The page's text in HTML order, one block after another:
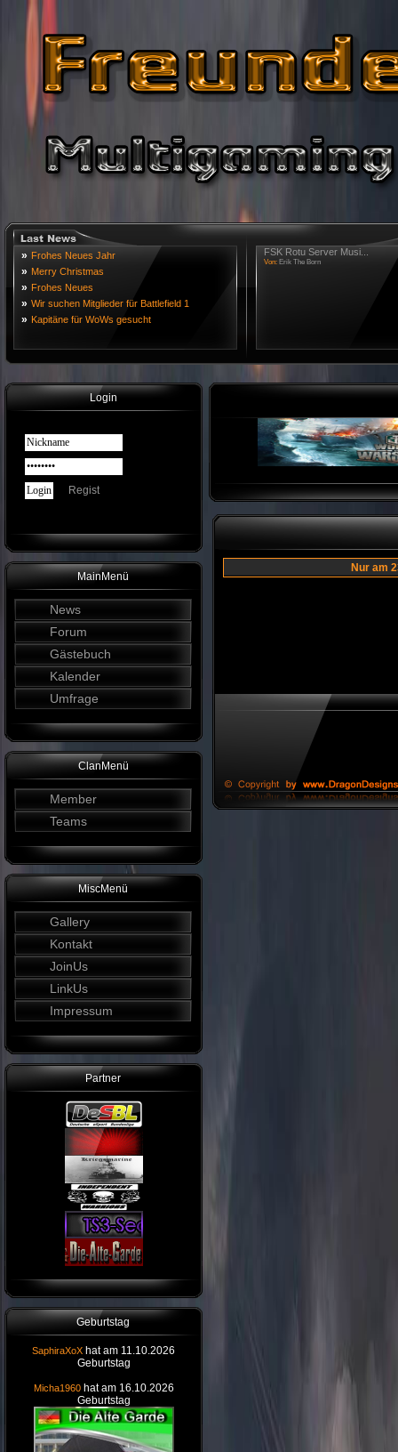
» Frohes Neues Jahr
» Merry Christmas
» Frohes Neues
» Wir suchen Mitglieder für Battlefield 1
» Kapitäne für WoWs gesucht
FSK Rotu Server Musi...
Von: Erik The Born
Login
Regist
MainMenü
News
Forum
Gästebuch
Kalender
Umfrage
ClanMenü
Member
Teams
MiscMenü
Gallery
Kontakt
JoinUs
LinkUs
Impressum
Partner
Geburtstag
SaphiraXoX hat am 11.10.2026
Geburtstag
Micha1960 hat am 16.10.2026
Geburtstag
Nur am